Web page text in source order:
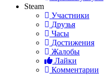
Steam
Участники
Друзья
Часы
Достижения
Жалобы
Лайки
Комментарии